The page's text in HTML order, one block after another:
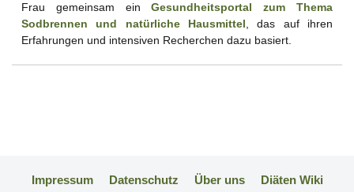
Frau gemeinsam einGesundheitsportal zum Thema
Sodbrennen und natürliche Hausmittel, das auf ihren
Erfahrungen und intensiven Recherchen dazu basiert.
Impressum Datenschutz Über uns Diäten Wiki